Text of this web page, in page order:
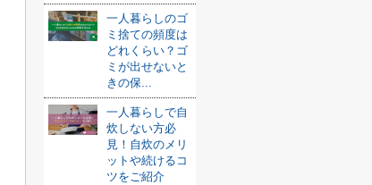
一人暮らしのゴ
ミ捨ての頻度は
どれくらい？ゴ
ミが出せないと
きの保...
一人暮らしで自
炊しない方必
見！自炊のメリ
ットや続けるコ
ツをご紹介